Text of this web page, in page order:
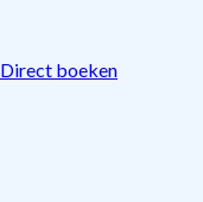
Direct boeken